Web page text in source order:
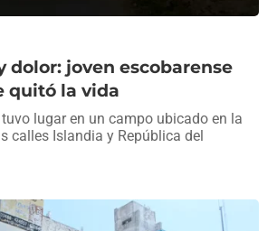
dolor: joven escobarense
quitó la vida
lugar en un campo ubicado en la
calles Islandia y República del